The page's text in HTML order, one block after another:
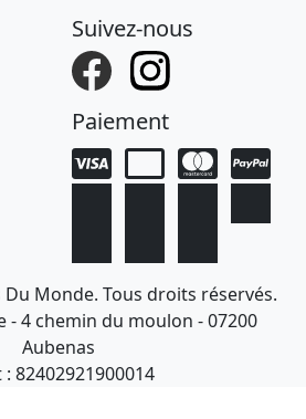
Suivez-nous
Paiement
Du Monde. Tous droits réservés.
- 4 chemin du moulon - 07200
Aubenas
: 82402921900014